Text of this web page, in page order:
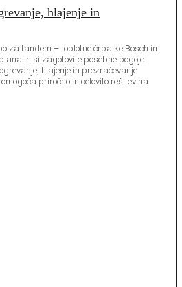
hlajenje in
za tandem – toplotne črpalke Bosch in
in si zagotovite posebne pogoje
hlajenje in prezračevanje
priročno in celovito rešitev na